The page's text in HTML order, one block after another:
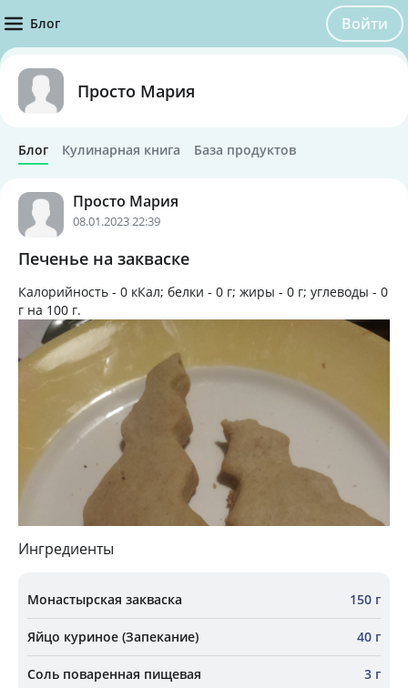
Блог Войти
Просто Мария
Блог Кулинарная книга База продуктов
Просто Мария
08.01.2023 22:39
Печенье на закваске
Калорийность - 0 кКал; белки - 0 г; жиры - 0 г; углеводы - 0
г на 100 г.
Ингредиенты
Монастырская закваска 150 г
Яйцо куриное (Запекание) 40 г
Соль поваренная пищевая 3 г